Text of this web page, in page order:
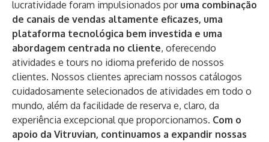
lucratividade foram impulsionados por uma combinação
de canais de vendas altamente eficazes, uma
plataforma tecnológica bem investida e uma
abordagem centrada no cliente, oferecendo
atividades e tours no idioma preferido de nossos
clientes. Nossos clientes apreciam nossos catálogos
cuidadosamente selecionados de atividades em todo o
mundo, além da facilidade de reserva e, claro, da
experiência excepcional que proporcionamos. Com o
apoio da Vitruvian, continuamos a expandir nossas